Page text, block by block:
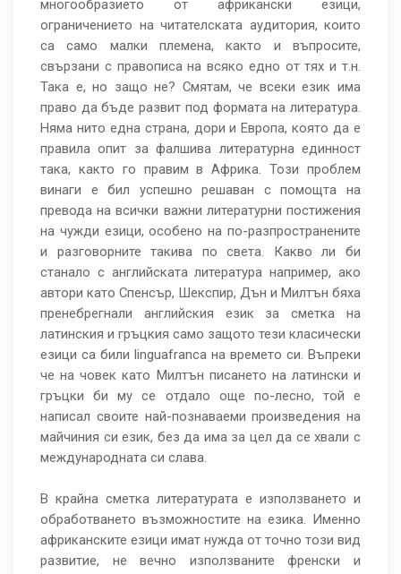
многообразието от африкански езици,
ограничението на читателската аудитория, които
са само малки племена, както и въпросите,
свързани с правописа на всяко едно от тях и т.н.
Така е, но защо не? Смятам, че всеки език има
право да бъде развит под формата на литература.
Няма нито една страна, дори и Европа, която да е
правила опит за фалшива литературна единност
така, както го правим в Африка. Този проблем
винаги е бил успешно решаван с помощта на
превода на всички важни литературни постижения
на чужди езици, особено на по-разпространените
и разговорните такива по света. Какво ли би
станало с английската литература например, ако
автори като Спенсър, Шекспир, Дън и Милтън бяха
пренебрегнали английския език за сметка на
латинския и гръцкия само защото тези класически
езици са били linguafranca на времето си. Въпреки
че на човек като Милтън писането на латински и
гръцки би му се отдало още по-лесно, той е
написал своите най-познаваеми произведения на
майчиния си език, без да има за цел да се хвали с
международната си слава.
В крайна сметка литературата е използването и
обработването възможностите на езика. Именно
африканските езици имат нужда от точно този вид
развитие, не вечно използваните френски и